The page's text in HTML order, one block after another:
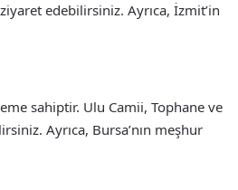
edebilirsiniz. Ayrıca, İzmit’in
sahiptir. Ulu Camii, Tophane ve
Ayrıca, Bursa’nın meşhur